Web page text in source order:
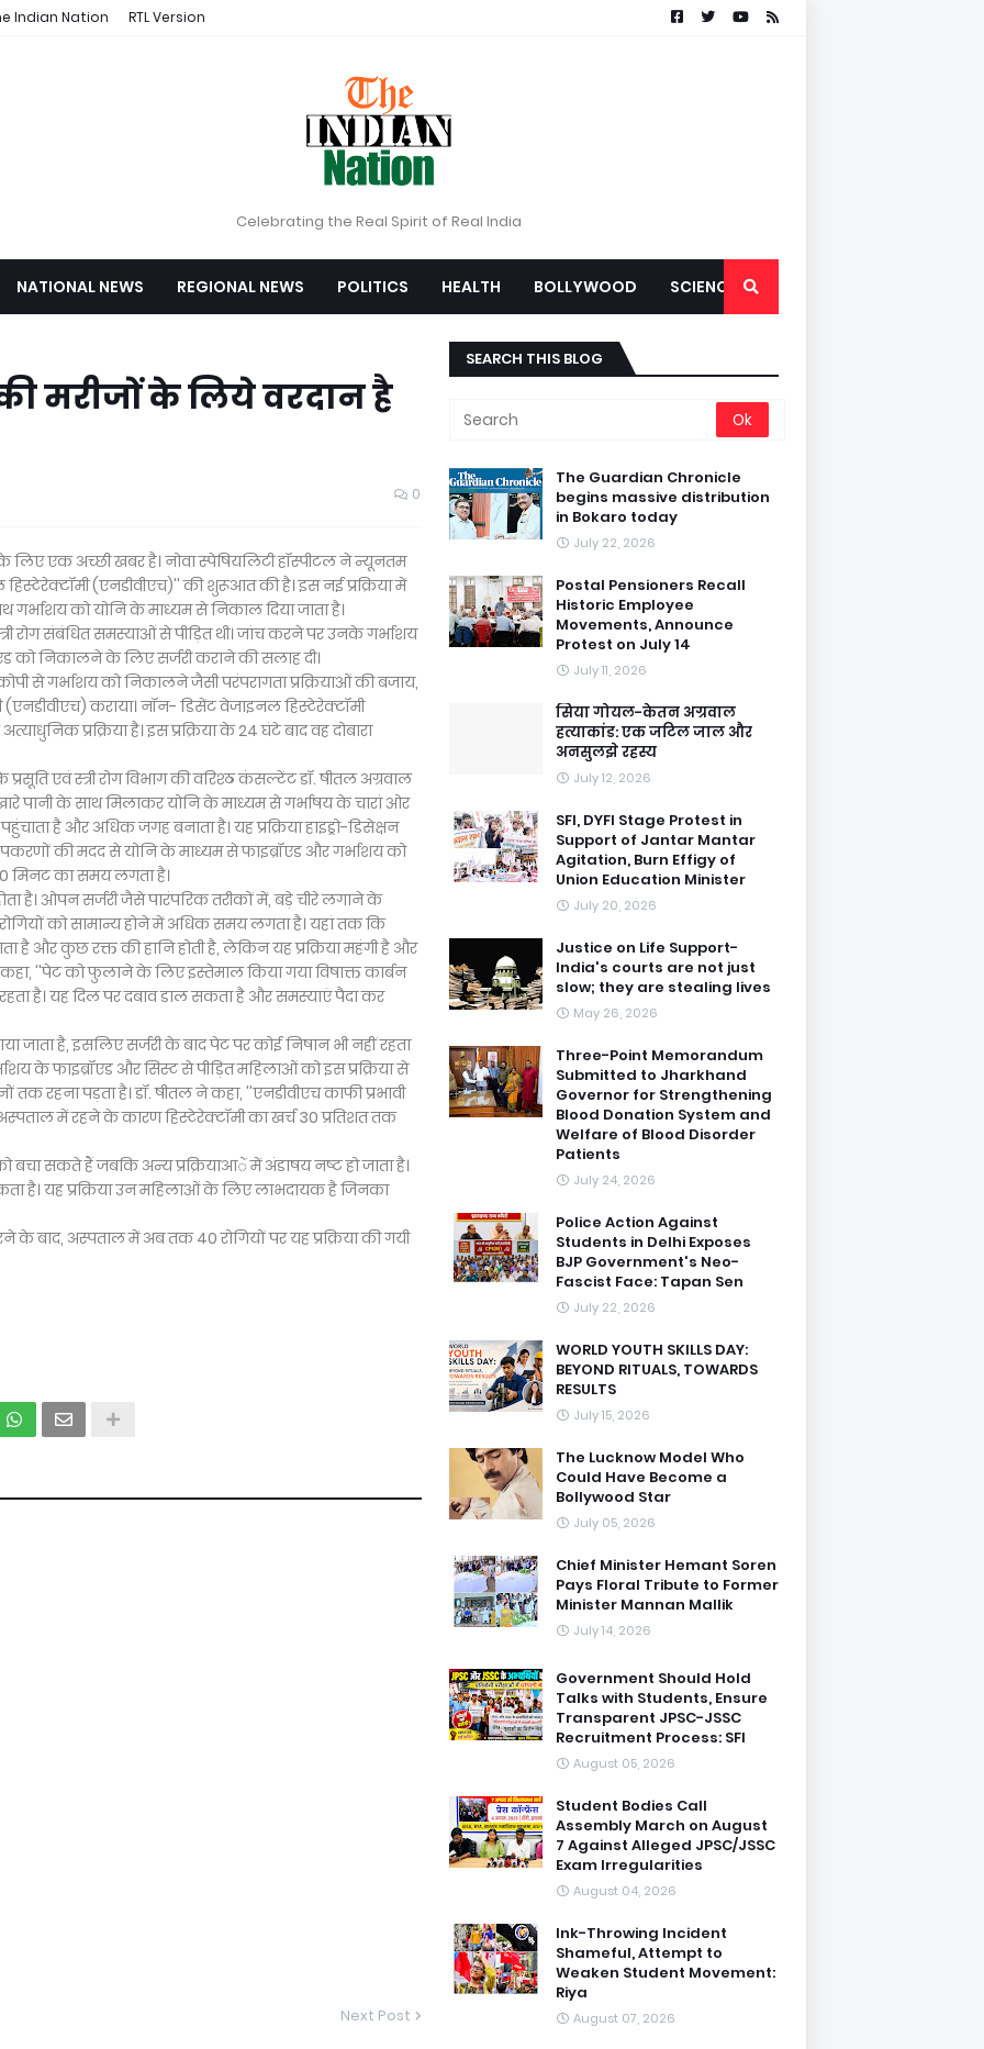
Indian Nation RTL Version
Celebrating the Real Spirit of Real India
NATIONAL NEWS REGIONAL NEWS POLITICS HEALTH BOLLYWOOD SCIENCE
मरीजों के लिये वरदान है
0
लिए एक अच्छी खबर है। नोवा स्पेषियलिटी हॉस्पीटल ने न्यूनतम
(एनडीवीएच)'' की शुरूआत की है। इस नई प्रक्रिया में
गर्भाशय को योनि के माध्यम से निकाल दिया जाता है।
रोग संबंधित समस्याओं से पीड़ित थी। जांच करने पर उनके गर्भाशय
को निकालने के लिए सर्जरी कराने की सलाह दी।
से गर्भाशय को निकालने जैसी परंपरागता प्रक्रियाओं की बजाय,
कराया। नॉन- डिसेंट वेजाइनल हिस्टेरेक्टॉमी
प्रक्रिया है। इस प्रक्रिया के 24 घंटे बाद वह दोबारा
एवं स्त्री रोग विभाग की वरिश्ठ कंसल्टेंट डॉ. षीतल अग्रवाल
पानी के साथ मिलाकर योनि के माध्यम से गर्भाषय के चारां ओर
है और अधिक जगह बनाता है। यह प्रक्रिया हाइड्रो-डिसेक्षन
की मदद से योनि के माध्यम से फाइब्रॉएड और गर्भाशय को
मिनट का समय लगता है।
है। ओपन सर्जरी जैसे पारंपरिक तरीकों में, बड़े चीरे लगाने के
को सामान्य होने में अधिक समय लगता है। यहां तक कि
है और कुछ रक्त की हानि होती है, लेकिन यह प्रक्रिया महंगी है और
कहा, ''पेट को फुलाने के लिए इस्तेमाल किया गया विषाक्त कार्बन
है। यह दिल पर दबाव डाल सकता है और समस्याएं पैदा कर
जाता है, इसलिए सर्जरी के बाद पेट पर कोई निषान भी नहीं रहता
के फाइब्रॉएड और सिस्ट से पीड़ित महिलाओं को इस प्रक्रिया से
तक रहना पड़ता है। डॉ. षीतल ने कहा, ''एनडीवीएच काफी प्रभावी
में रहने के कारण हिस्टेरेक्टॉमी का खर्च 30 प्रतिशत तक
बचा सकते हैं जबकि अन्य प्रक्रियाआें में अंडाषय नष्ट हो जाता है।
है। यह प्रक्रिया उन महिलाओं के लिए लाभदायक है जिनका
बाद, अस्पताल में अब तक 40 रोगियों पर यह प्रक्रिया की गयी
Next Post
SEARCH THIS BLOG
The Guardian Chronicle
begins massive distribution
in Bokaro today
July 22, 2026
Postal Pensioners Recall
Historic Employee
Movements, Announce
Protest on July 14
July 11, 2026
सिया गोयल-केतन अग्रवाल
हत्याकांड: एक जटिल जाल और
अनसुलझे रहस्य
July 12, 2026
SFI, DYFI Stage Protest in
Support of Jantar Mantar
Agitation, Burn Effigy of
Union Education Minister
July 20, 2026
Justice on Life Support-
India's courts are not just
slow; they are stealing lives
May 26, 2026
Three-Point Memorandum
Submitted to Jharkhand
Governor for Strengthening
Blood Donation System and
Welfare of Blood Disorder
Patients
July 24, 2026
Police Action Against
Students in Delhi Exposes
BJP Government's Neo-
Fascist Face: Tapan Sen
July 22, 2026
WORLD YOUTH SKILLS DAY:
BEYOND RITUALS, TOWARDS
RESULTS
July 15, 2026
The Lucknow Model Who
Could Have Become a
Bollywood Star
July 05, 2026
Chief Minister Hemant Soren
Pays Floral Tribute to Former
Minister Mannan Mallik
July 14, 2026
Government Should Hold
Talks with Students, Ensure
Transparent JPSC-JSSC
Recruitment Process: SFI
August 05, 2026
Student Bodies Call
Assembly March on August
7 Against Alleged JPSC/JSSC
Exam Irregularities
August 04, 2026
Ink-Throwing Incident
Shameful, Attempt to
Weaken Student Movement:
Riya
August 07, 2026